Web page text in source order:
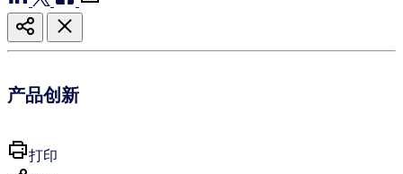
产品创新
打印